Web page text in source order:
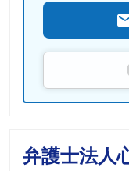
弁護士法人